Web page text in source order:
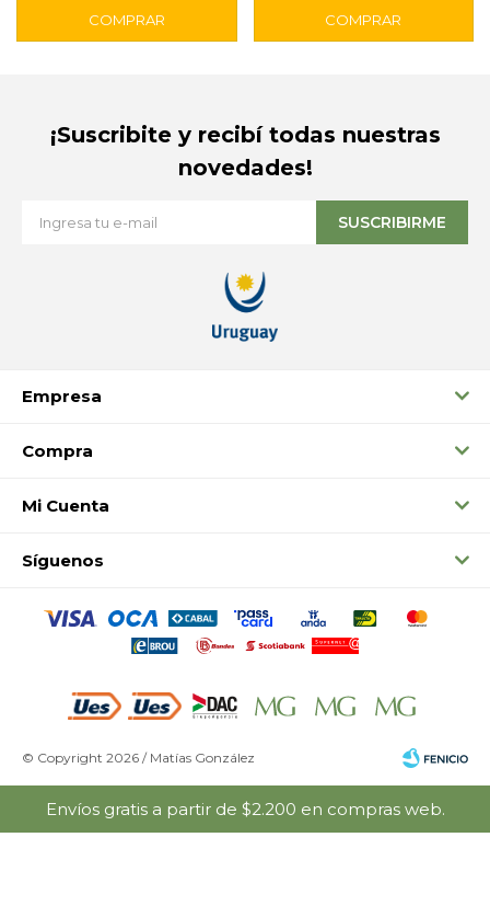
Empresa
Compra
Mi Cuenta
Síguenos
¡Suscribite y recibí todas nuestras
novedades!
SUSCRIBIRME
© Copyright 2026 / Matías González
Envíos gratis a partir de $2.200 en compras web.